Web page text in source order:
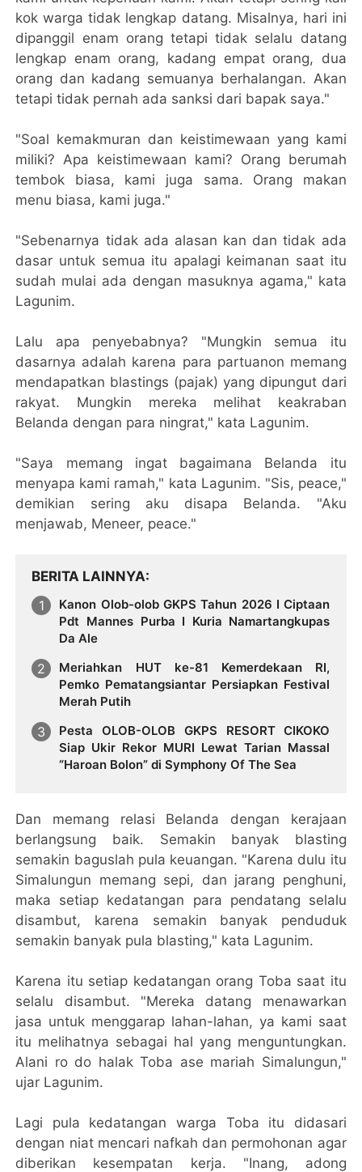
kok warga tidak lengkap datang. Misalnya, hari ini
dipanggil enam orang tetapi tidak selalu datang
lengkap enam orang, kadang empat orang, dua
orang dan kadang semuanya berhalangan. Akan
tetapi tidak pernah ada sanksi dari bapak saya."
"Soal kemakmuran dan keistimewaan yang kami
miliki? Apa keistimewaan kami? Orang berumah
tembok biasa, kami juga sama. Orang makan
menu biasa, kami juga."
"Sebenarnya tidak ada alasan kan dan tidak ada
dasar untuk semua itu apalagi keimanan saat itu
sudah mulai ada dengan masuknya agama," kata
Lagunim.
Lalu apa penyebabnya? "Mungkin semua itu
dasarnya adalah karena para partuanon memang
mendapatkan blastings (pajak) yang dipungut dari
rakyat. Mungkin mereka melihat keakraban
Belanda dengan para ningrat," kata Lagunim.
"Saya memang ingat bagaimana Belanda itu
menyapa kami ramah," kata Lagunim. "Sis, peace,"
demikian sering aku disapa Belanda. "Aku
menjawab, Meneer, peace."
BERITA LAINNYA
Kanon Olob-olob GKPS Tahun 2026 I Ciptaan
Pdt Mannes Purba I Kuria Namartangkupas
Da Ale
Meriahkan HUT ke-81 Kemerdekaan RI,
Pemko Pematangsiantar Persiapkan Festival
Merah Putih
Pesta OLOB-OLOB GKPS RESORT CIKOKO
Siap Ukir Rekor MURI Lewat Tarian Massal
“Haroan Bolon” di Symphony Of The Sea
Dan memang relasi Belanda dengan kerajaan
berlangsung baik. Semakin banyak blasting
semakin baguslah pula keuangan. "Karena dulu itu
Simalungun memang sepi, dan jarang penghuni,
maka setiap kedatangan para pendatang selalu
disambut, karena semakin banyak penduduk
semakin banyak pula blasting," kata Lagunim.
Karena itu setiap kedatangan orang Toba saat itu
selalu disambut. "Mereka datang menawarkan
jasa untuk menggarap lahan-lahan, ya kami saat
itu melihatnya sebagai hal yang menguntungkan.
Alani ro do halak Toba ase mariah Simalungun,"
ujar Lagunim.
Lagi pula kedatangan warga Toba itu didasari
dengan niat mencari nafkah dan permohonan agar
diberikan kesempatan kerja. "Inang, adong